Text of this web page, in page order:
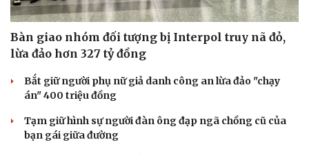
Bàn giao nhóm đối tượng bị Interpol truy nã đỏ,
lừa đảo hơn 327 tỷ đồng
Bắt giữ người phụ nữ giả danh công an lừa đảo "chạy
án" 400 triệu đồng
Tạm giữ hình sự người đàn ông đạp ngã chồng cũ của
bạn gái giữa đường